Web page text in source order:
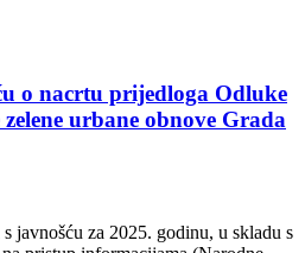
o nacrtu prijedloga Odluke
urbane obnove Grada
javnošću za 2025. godinu, u skladu s